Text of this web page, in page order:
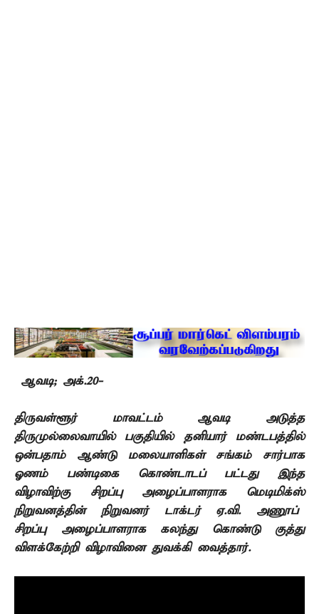
ஆவடி; அக்.20-
திருவள்ளூர் மாவட்டம் ஆவடி அடுத்த
திருமுல்லைவாயில் பகுதியில் தனியார் மண்டபத்தில்
ஒன்பதாம் ஆண்டு மலையாளிகள் சங்கம் சார்பாக
ஓணம் பண்டிகை கொண்டாடப் பட்டது இந்த
விழாவிற்கு சிறப்பு அழைப்பாளராக மெடிமிக்ஸ்
நிறுவனத்தின் நிறுவனர் டாக்டர் ஏ.வி. அணூப்
சிறப்பு
அழைப்பாளராக கலந்து கொண்டு குத்து
விளக்கேற்றி விழாவினை துவக்கி வைத்தார்.